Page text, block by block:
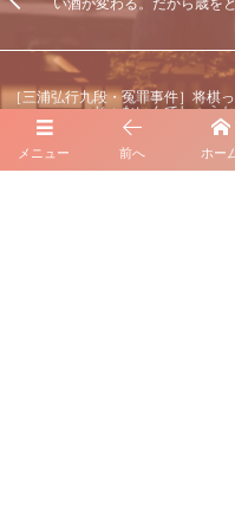
［三浦弘行九段・冤罪事件］将棋
じゃないんでしょう
メニュー 前へ ホー